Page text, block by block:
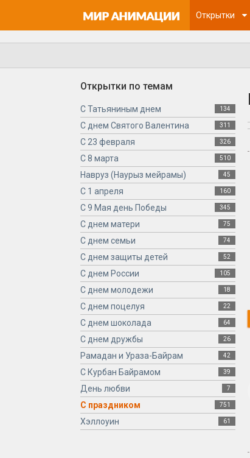
Открытки
Открытки по темам
С Татьяниным днем 134
С днем Святого Валентина 311
С 23 февраля 326
С 8 марта 510
Навруз (Наурыз мейрамы) 45
С 1 апреля 160
С 9 Мая день Победы 345
С днем матери 75
С днем семьи 74
С днем защиты детей 52
С днем России 105
С днем молодежи 18
С днем поцелуя 22
С днем шоколада 64
С днем дружбы 26
Рамадан и Ураза-Байрам 42
С Курбан Байрамом 39
День любви 7
С праздником 751
Хэллоуин 61